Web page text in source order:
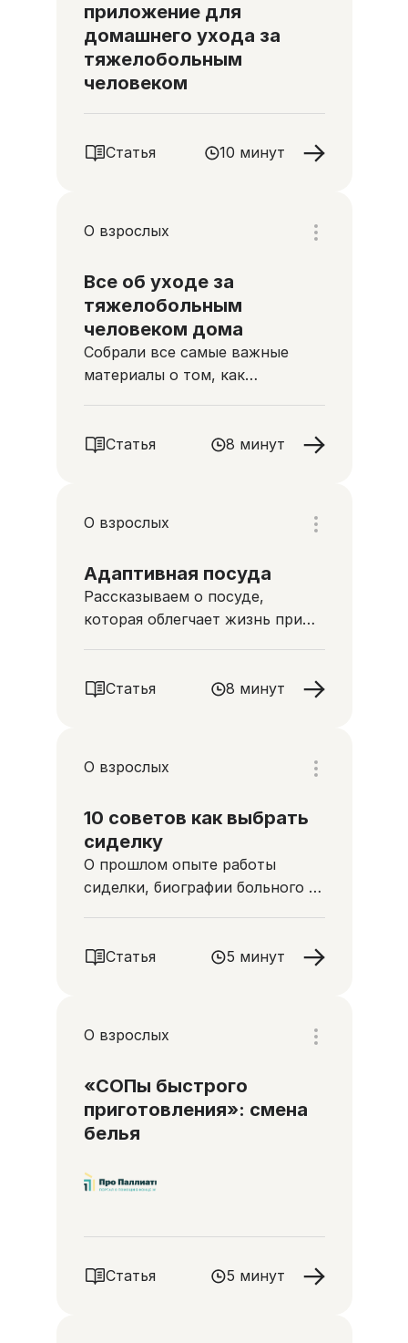
приложение для
домашнего ухода за
тяжелобольным
человеком
Статья 10 минут
О взрослых
Все об уходе за
тяжелобольным
человеком дома
Собрали все самые важные
материалы о том, как
Статья
8 минут
О взрослых
Адаптивная посуда
Рассказываем о посуде,
которая облегчает жизнь при
Статья 8 минут
О взрослых
10 советов как выбрать
сиделку
О прошлом опыте работы
сиделки, биографии больного и
Статья 5 минут
О взрослых
«СОПы быстрого
приготовления»: смена
белья
Статья 5 минут